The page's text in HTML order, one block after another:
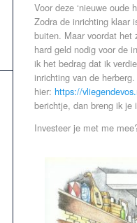
Voor deze ‘nieuwe oude
Zodra de inrichting klaar
buiten. Maar voordat het
hard geld nodig voor de
ik het bedrag dat ik
inrichting van de
hier: https://
berichtje, dan breng ik
Investeer je met me